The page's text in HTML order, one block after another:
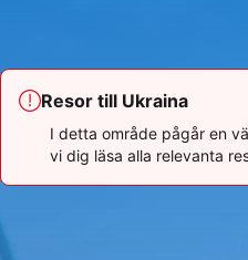
Resor till Ukraina
I detta område pågår en
vi dig läsa alla relevanta